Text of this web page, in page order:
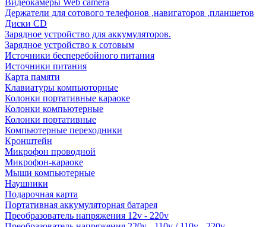
Видеокамеры Web camera
Держатели для сотового телефонов ,навигаторов ,планшетов
Диски CD
Зарядное устройство для аккумуляторов.
Зарядное устройство к сотовым
Источники бесперебойного питания
Источники питания
Карта памяти
Клавиатуры компьюторные
Колонки портативные караоке
Колонки компьютерные
Колонки портативные
Компьютерные переходники
Кронштейн
Микрофон проводной
Микрофон-караоке
Мыши компьютерные
Наушники
Подарочная карта
Портативная аккумуляторная батарея
Преобразователь напряжения 12v - 220v